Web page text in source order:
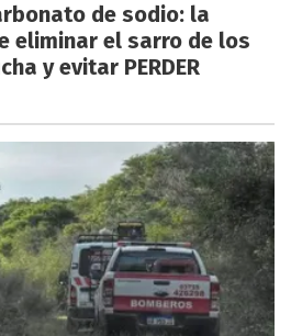
de sodio: la
eliminar el sarro de los
y evitar PERDER